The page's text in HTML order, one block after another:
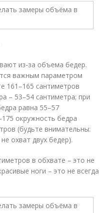
из-за объема бедер.
важным параметром
161–165 сантиметров
– 53–54 сантиметра; при
равна 55–57
окружность бедра
(будьте внимательны:
охват двух бедер).
в обхвате – это не
ноги – это не всегда